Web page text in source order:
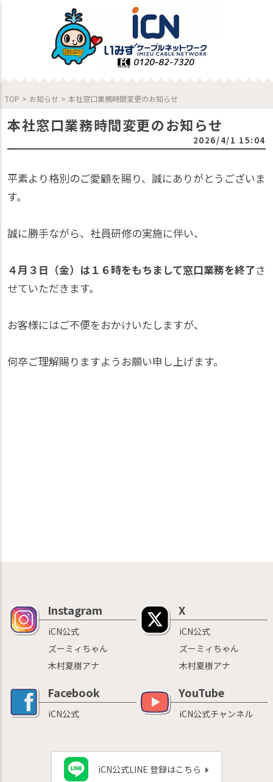
TOP > お知らせ > 本社窓口業務時間変更のお知らせ
本社窓口業務時間変更のお知らせ
2026/4/1 15:04
平素より格別のご愛顧を賜り、誠にありがとうございま
す。
誠に勝手ながら、社員研修の実施に伴い、
４月３日（金）は１６時をもちまして窓口業務を終了さ
せていただきます。
お客様にはご不便をおかけいたしますが、
何卒ご理解賜りますようお願い申し上げます。
Instagram
iCN公式
ズーミィちゃん
木村夏樹アナ
X
iCN公式
ズーミィちゃん
木村夏樹アナ
Facebook
iCN公式
YouTube
iCN公式チャンネル
iCN公式LINE 登録はこちら